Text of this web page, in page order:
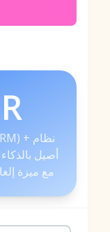
مع ميزة